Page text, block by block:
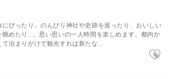
ぴったり。のんびり神社や史跡を巡ったり、おいしい
めたり…。思い思いの一人時間を楽しめます。都内か
泊まりがけで観光すれば新たな...